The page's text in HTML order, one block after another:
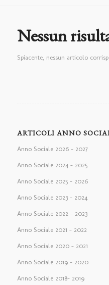
Nessun
Spiacente, nessun articolo
ARTICOLI ANNO
Anno Sociale 2026 – 2027
Anno Sociale 2024 – 2025
Anno Sociale 2025 – 2026
Anno Sociale 2023 – 2024
Anno Sociale 2022 – 2023
Anno Sociale 2021 – 2022
Anno Sociale 2020 – 2021
Anno Sociale 2019 – 2020
Anno Sociale 2018– 2019